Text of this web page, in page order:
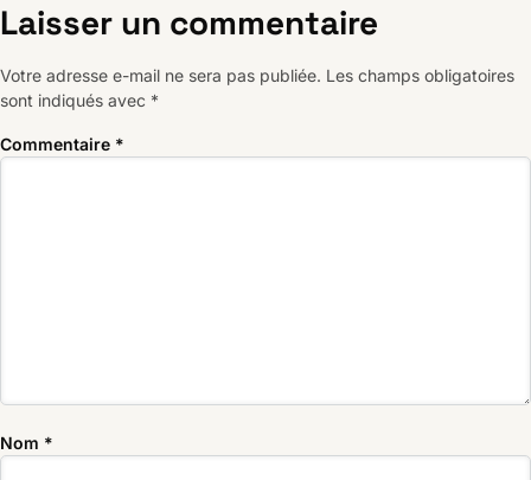
Laisser un commentaire
Votre adresse e-mail ne sera pas publiée. Les champs obligatoires
sont indiqués avec *
Commentaire *
Nom *